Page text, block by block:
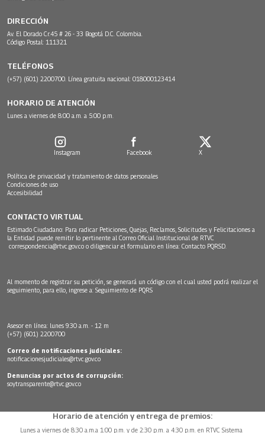
DIRECCIÓN
Av. El Dorado Cr.45 # 26 - 33 Bogotá D.C. Colombia.
Código Postal: 111321
TELÉFONOS
(+57) (601) 2200700. Línea gratuita nacional: 018000123414
HORARIO DE ATENCIÓN
Lunes a viernes de 8:00 a.m. a 5:00 p.m.
Instagram Facebook X
Política de privacidad y tratamiento de datos personales
Condiciones de uso
Accesibilidad
CONTACTO VIRTUAL
Estimado Ciudadano: Para radicar Peticiones, Quejas, Reclamos, Solicitudes y Felicitaciones a
la Entidad puede remitir lo pertinente al Correo Oficial Institucional de RTVC
correspondencia@rtvc.gov.co o diligenciar el formulario en línea: Contacto PQRSD.
Al momento de registrar su petición, se generará un código con el cual usted podrá realizar el
seguimiento, para ello, ingrese a: Seguimiento de PQRS
Asesor en línea: lunes 9:30 a.m. - 12 m
(+57) (601) 2200700
Correo de notificaciones judiciales:
notificacionesjudiciales@rtvc.gov.co
Denuncias por actos de corrupción:
soytransparente@rtvc.gov.co
Horario de atención y entrega de premios:
Lunes a viernes de 8:30 a.m.a 1:00 p.m. y de 2:30 p.m. a 4:30 p.m. en RTVC Sistema